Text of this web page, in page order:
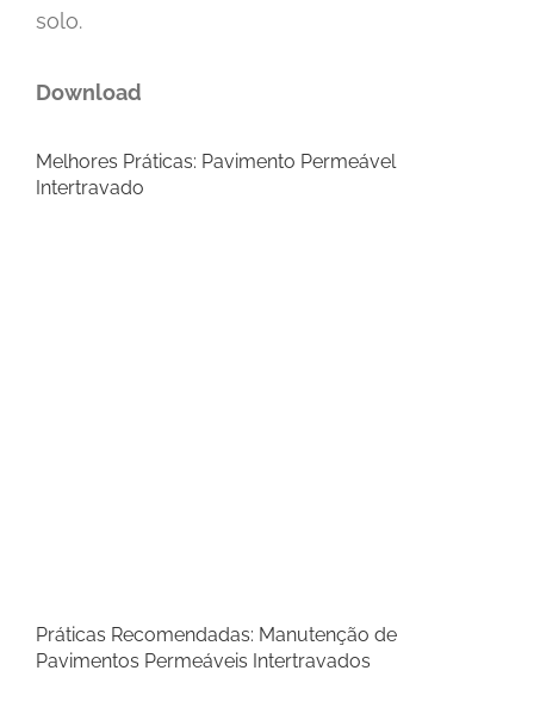
solo.
Download
Melhores Práticas: Pavimento Permeável
Intertravado
Práticas Recomendadas: Manutenção de
Pavimentos Permeáveis Intertravados